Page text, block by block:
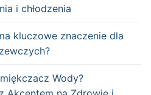
i chłodzenia
kluczowe znaczenie dla
Wody?